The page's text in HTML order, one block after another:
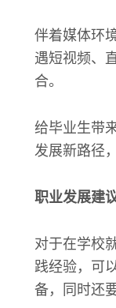
伴着媒体环
遇短视频、
合。
给毕业生带
发展新路径
职业发展建
对于在学校
践经验，可
备，同时还